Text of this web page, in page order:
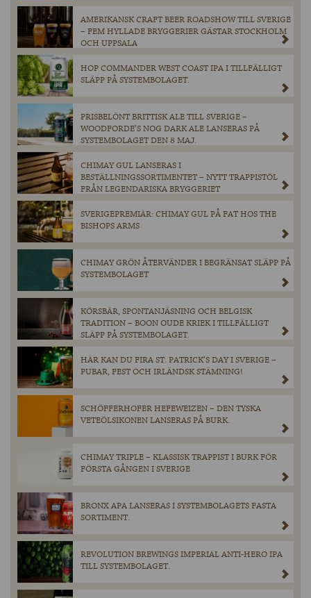
AMERIKANSK CRAFT BEER ROADSHOW TILL SVERIGE
– FEM HYLLADE BRYGGERIER GÄSTAR STOCKHOLM
OCH UPPSALA
HOP COMMANDER WEST COAST IPA I TILLFÄLLIGT
SLÄPP PÅ SYSTEMBOLAGET.
PRISBELÖNT BRITTISK ALE TILL SVERIGE –
WOODFORDE’S NOG DARK ALE LANSERAS PÅ
SYSTEMBOLAGET DEN 8 MAJ.
CHIMAY GUL LANSERAS I
BESTÄLLNINGSSORTIMENTET – NYTT TRAPPISTÖL
FRÅN LEGENDARISKA BRYGGERIET
SVERIGEPREMIÄR: CHIMAY GUL PÅ FAT HOS THE
BISHOPS ARMS
CHIMAY GRÖN ÅTERVÄNDER I BEGRÄNSAT SLÄPP PÅ
SYSTEMBOLAGET
KÖRSBÄR, SPONTANJÄSNING OCH BELGISK
TRADITION – BOON OUDE KRIEK I TILLFÄLLIGT
SLÄPP PÅ SYSTEMBOLAGET.
HÄR KAN DU FIRA ST. PATRICK’S DAY I SVERIGE –
PUBAR, FEST OCH IRLÄNDSK STÄMNING!
SCHÖFFERHOFER HEFEWEIZEN – DEN TYSKA
VETEÖLSIKONEN LANSERAS PÅ BURK.
CHIMAY TRIPLE – KLASSISK TRAPPIST I BURK FÖR
FÖRSTA GÅNGEN I SVERIGE
BRONX APA LANSERAS I SYSTEMBOLAGETS FASTA
SORTIMENT.
REVOLUTION BREWINGS IMPERIAL ANTI-HERO IPA
TILL SYSTEMBOLAGET.